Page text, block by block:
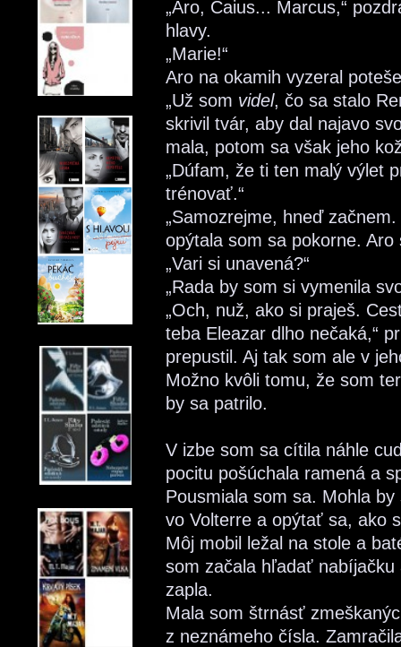
„Aro, Caius... Marcus,“
hlavy.
„Marie!“
Aro na okamih vyzeral
„Už som videl, čo sa stalo
skrivil tvár, aby dal najavo
mala, potom sa však jeho
„Dúfam, že ti ten malý výlet
trénovať.“
„Samozrejme, hneď
opýtala som sa pokorne. Aro
„Vari si unavená?“
„Rada by som si vymenila
„Och, nuž, ako si praješ.
teba Eleazar dlho nečaká,“
prepustil. Aj tak som ale v
Možno kvôli tomu, že som
by sa patrilo.
V izbe som sa cítila náhle
pocitu pošúchala ramená a
Pousmiala som sa. Mohla
vo Volterre a opýtať sa, ako
Môj mobil ležal na stole a
som začala hľadať
zapla.
Mala som štrnásť
z neznámeho čísla.